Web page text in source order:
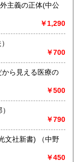
術工芸、趣味、外
主義の正体(中公
￥1,290
）
￥700
ら見える医療の
￥500
）
￥790
書) （中野
￥450